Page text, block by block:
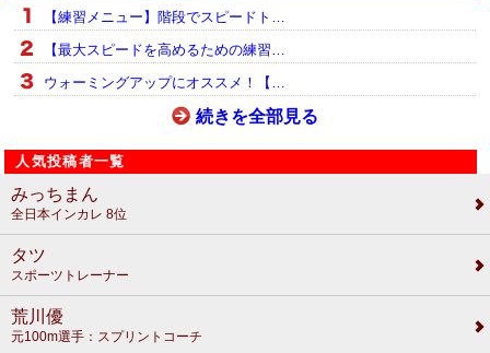
【練習メニュー】階段でスピードト…
【最大スピードを高めるための練習…
ウォーミングアップにオススメ！【…
続きを全部見る
人気投稿者一覧
みっちまん
全日本インカレ 8位
タツ
スポーツトレーナー
荒川優
元100m選手：スプリントコーチ